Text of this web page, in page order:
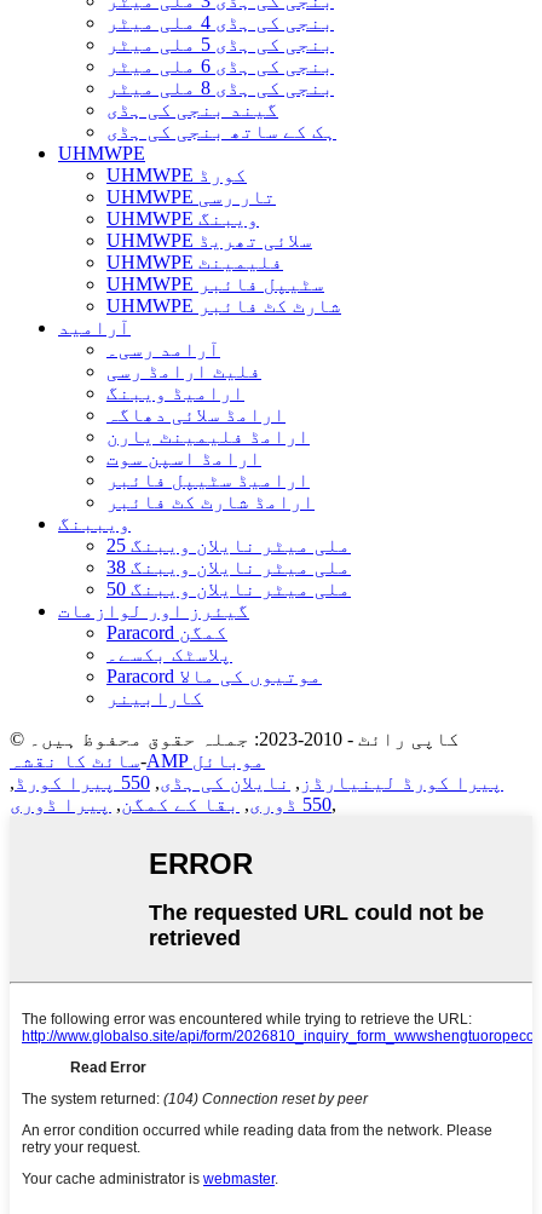
بنجی کی ہڈی 4 ملی میٹر
بنجی کی ہڈی 5 ملی میٹر
بنجی کی ہڈی 6 ملی میٹر
بنجی کی ہڈی 8 ملی میٹر
گیند بنجی کی ہڈی
ہک کے ساتھ بنجی کی ہڈی
UHMWPE
UHMWPE کورڈ
UHMWPE تار رسی
UHMWPE ویبنگ
UHMWPE سلائی تھریڈ
UHMWPE فلیمینٹ
UHMWPE سٹیپل فائبر
UHMWPE شارٹ کٹ فائبر
آرامید
آرامد رسی۔
فلیٹ ارامڈ رسی
ارامیڈ ویبنگ
ارامڈ سلائی دھاگہ
ارامڈ فلیمینٹ یارن
ارامڈ اسپن سوت
ارامیڈ سٹیپل فائبر
ارامڈ شارٹ کٹ فائبر
ویببنگ
25 ملی میٹر نایلان ویبنگ
38 ملی میٹر نایلان ویبنگ
50 ملی میٹر نایلان ویبنگ
گیئرز اور لوازمات
Paracord کمگن
پلاسٹک بکسے۔
Paracord موتیوں کی مالا
کارابینر
© کاپی رائٹ - 2010-2023: جملہ حقوق محفوظ ہیں۔
سائٹ کا نقشہ-
AMP موبائل
پیرا کورڈ لینیارڈز , نایلان کی ہڈی, 550 پیرا کورڈ
,
550 ڈوری
, بقا کے کمگن, پیرا ڈوری ,